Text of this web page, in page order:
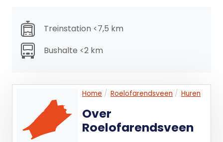
verrekenen zal de huurprijs in overleg met huurder
worden verhoogd ter compensatie van de
gevolgen van het vervallen van de mogelijkheid
Aanvaarding
In overleg.
Energielabel
Het object beschikt over Energielabel A.
Treinstation <7,5 km
Bushalte <2 km
Home Roelofarendsveen Huren
Over
Roelofarendsveen